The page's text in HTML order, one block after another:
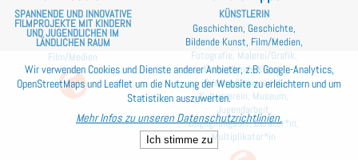
Wir verwenden Cookies und Dienste anderer Anbieter, z.B. Google-Analytics,
OpenStreetMaps und Leaflet um die Nutzung der Website zu erleichtern und um
Statistiken auszuwerten.
Mehr Infos zu unseren Datenschutzrichtlinien.
Ich stimme zu
SPANNENDE UND INNOVATIVE
FILMPROJEKTE MIT KINDERN
UND JUGENDLICHEN IM
LÄNDLICHEN RAUM
Film/Medien
KÜNSTLERIN
Geschichten, Geschichte,
Bildende Kunst, Film/Medien,
Fotografie, Malerei/Grafik,
Darstellende Kunst,
Bildung/Universität,
Kulturverein, Museum,
Jugendarbeit,
Begegnungsort, Berater*in,
Multiplikator*in